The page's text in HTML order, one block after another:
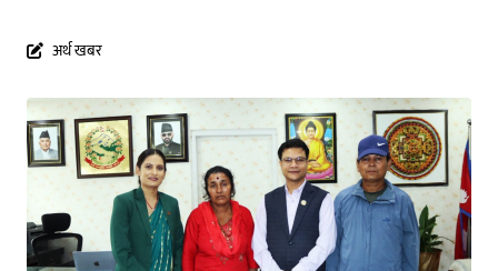
अर्थ खबर